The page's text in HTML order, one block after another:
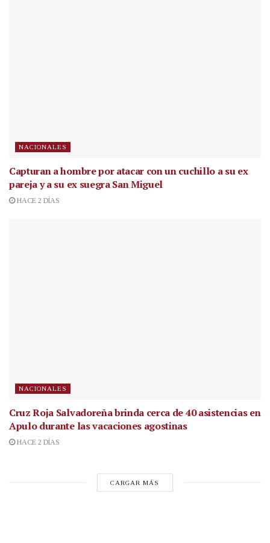
NACIONALES
Capturan a hombre por atacar con un cuchillo a su ex
pareja y a su ex suegra San Miguel
HACE 2 DÍAS
NACIONALES
Cruz Roja Salvadoreña brinda cerca de 40 asistencias en
Apulo durante las vacaciones agostinas
HACE 2 DÍAS
CARGAR MÁS